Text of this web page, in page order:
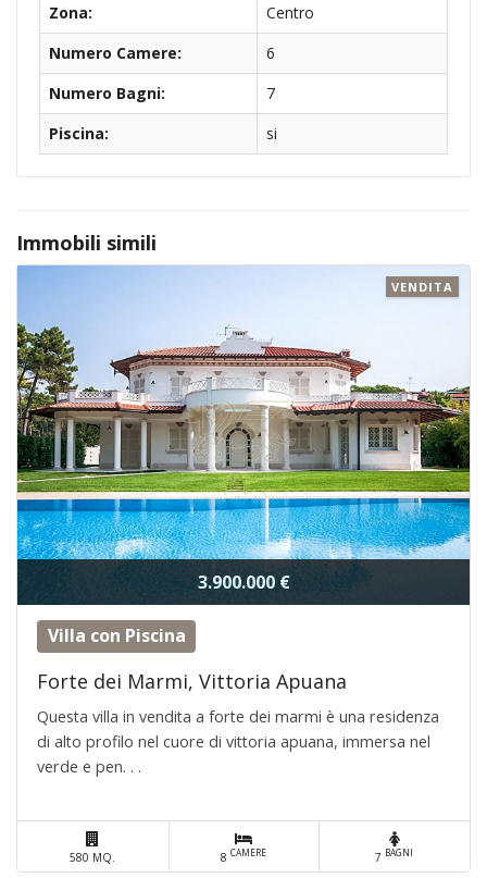
Zona:
Centro
Numero Camere:
6
Numero Bagni:
7
Piscina:
si
Immobili simili
3.900.000 €
VENDITA
Villa con Piscina
Forte dei Marmi, Vittoria Apuana
Questa villa in vendita a forte dei marmi è una residenza
di alto profilo nel cuore di vittoria apuana, immersa nel
verde e pen. . .
580 MQ. 8CAMERE 7 BAGNI